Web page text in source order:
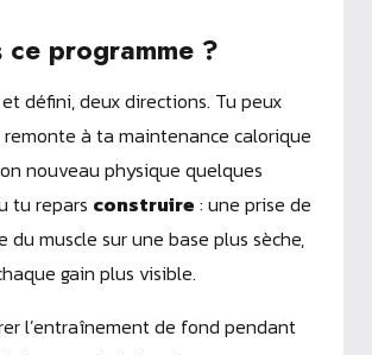
ce programme ?
défini, deux directions. Tu peux
remonte à ta maintenance calorique
nouveau physique quelques
tu repars construire : une prise de
du muscle sur une base plus sèche,
gain plus visible.
l’entraînement de fond pendant